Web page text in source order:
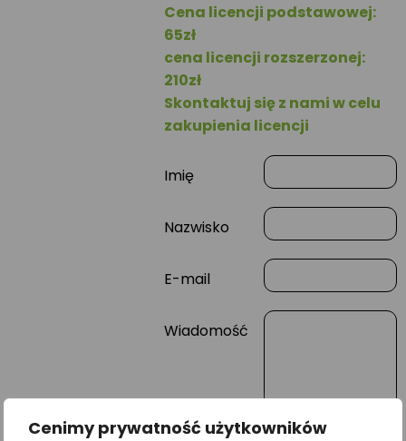
Cenimy prywatność użytkowników
Cena licencji podstawowej:
65zł
cena licencji rozszerzonej:
210zł
Skontaktuj się z nami w celu
zakupienia licencji
Imię
Nazwisko
E-mail
Wiadomość